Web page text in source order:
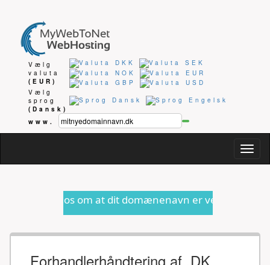
Vælg
valuta
(EUR)
Vælg
sprog
(Dansk)
www.
os om at dit domænenavn er ved at udløbe eller
Forhandlerhåndtering af .DK